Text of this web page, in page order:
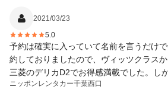
2021/03/23
5.0
予約は確実に入っていて名前を言うだけ
約しておりましたので、ヴィッツクラスか
三菱のデリカD2でお得感満載でした。し
も乗り心地も良くて快適でした。予定より
ニッポンレンタカー千葉西口